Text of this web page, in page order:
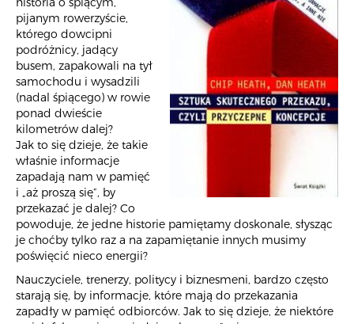
pijanym rowerzyście,
którego dowcipni
podróżnicy, jadący
busem, zapakowali na tył
samochodu i wysadzili
(nadal śpiącego) w rowie
ponad dwieście
kilometrów dalej?
Jak to się dzieje, że takie
właśnie informacje
zapadają nam w pamięć
i „aż proszą się”, by
przekazać je dalej? Co
powoduje, że jedne historie pamiętamy doskonale, słysząc
je choćby tylko raz a na zapamiętanie innych musimy
poświęcić nieco energii?
Nauczyciele, trenerzy, politycy i biznesmeni, bardzo często
starają się, by informacje, które mają do przekazania
zapadły w pamięć odbiorców. Jak to się dzieje, że niektóre